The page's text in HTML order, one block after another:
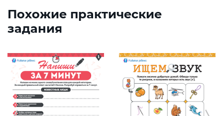
Похожие практические
задания